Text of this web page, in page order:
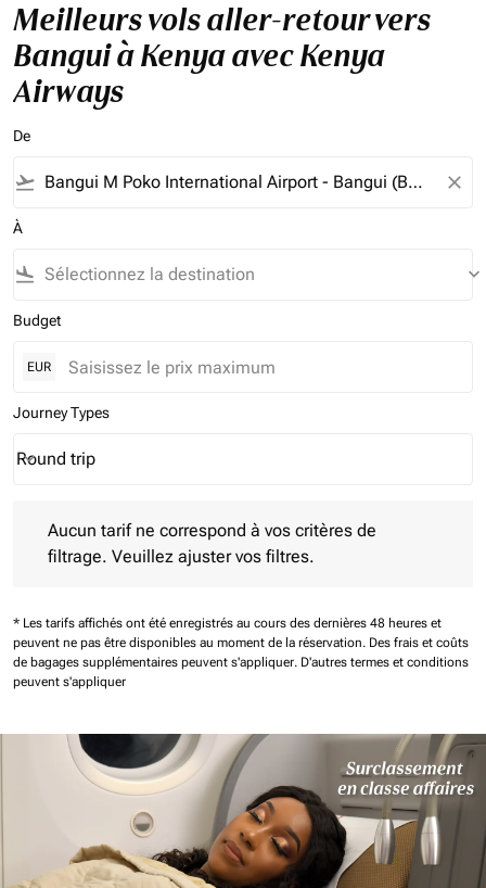
Meilleurs vols aller-retour vers
Bangui à Kenya avec Kenya
Airways
De
flight_takeoff close
À
flight_land keyboard_arrow_down
Budget
EUR
Journey Types
Journey Types option Round trip Selected
Round trip
keyboard_arrow_down
Aucun tarif ne correspond à vos critères de
filtrage. Veuillez ajuster vos filtres.
* Les tarifs affichés ont été enregistrés au cours des dernières 48 heures et
peuvent ne pas être disponibles au moment de la réservation. Des frais et coûts
de bagages supplémentaires peuvent s'appliquer. D'autres termes et conditions
peuvent s'appliquer